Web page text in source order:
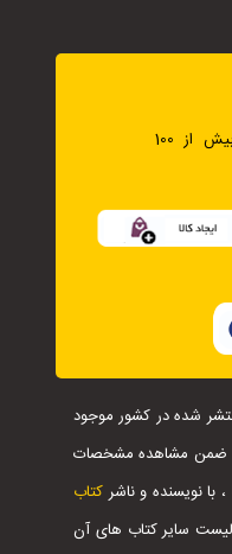
معرفی محصولات به بیش از 100
شده در کشور موجود
ضمن مشاهده مشخصات
با نویسنده و ناشر کتاب
سایر کتاب های آن